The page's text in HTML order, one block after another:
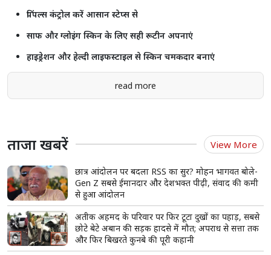
पिंपल्स कंट्रोल करें आसान स्टेप्स से
साफ और ग्लोइंग स्किन के लिए सही रूटीन अपनाएं
हाइड्रेशन और हेल्दी लाइफस्टाइल से स्किन चमकदार बनाएं
read more
ताजा खबरें View More
छात्र आंदोलन पर बदला RSS का सुर? मोहन भागवत बोले-
Gen Z सबसे ईमानदार और देशभक्त पीढ़ी, संवाद की कमी
से हुआ आंदोलन
अतीक अहमद के परिवार पर फिर टूटा दुखों का पहाड़, सबसे
छोटे बेटे अबान की सड़क हादसे में मौत; अपराध से सत्ता तक
और फिर बिखरते कुनबे की पूरी कहानी